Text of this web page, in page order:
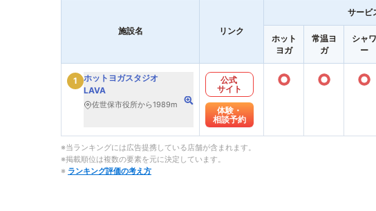
施設名 リンク
サービ
ホット
ヨガ
常温ヨ
ガ
シャワ
ー
1
ホットヨガスタジオ
LAVA
佐世保市役所から1989m
公式
サイト
体験・
相談予約
○ ○ ○
※当ランキングには広告提携している店舗が含まれます。
※掲載順位は複数の要素を元に決定しています。
※ ランキング評価の考え方